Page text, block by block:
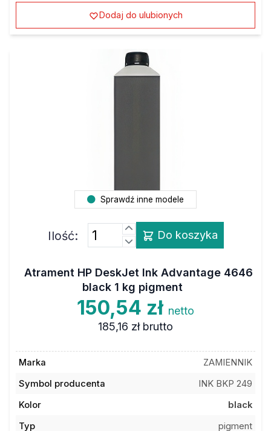
Dodaj do ulubionych
Sprawdź inne modele
Ilość: Do koszyka
Atrament HP DeskJet Ink Advantage 4646
black 1 kg pigment
150,54 zł netto
185,16 zł brutto
Marka
ZAMIENNIK
Symbol producenta
INK BKP 249
Kolor
black
Typ
pigment